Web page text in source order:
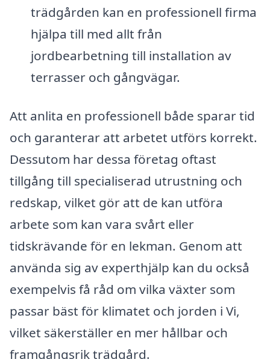
trädgården kan en professionell firma
hjälpa till med allt från
jordbearbetning till installation av
terrasser och gångvägar.
Att anlita en professionell både sparar tid
och garanterar att arbetet utförs korrekt.
Dessutom har dessa företag oftast
tillgång till specialiserad utrustning och
redskap, vilket gör att de kan utföra
arbete som kan vara svårt eller
tidskrävande för en lekman. Genom att
använda sig av experthjälp kan du också
exempelvis få råd om vilka växter som
passar bäst för klimatet och jorden i Vi,
vilket säkerställer en mer hållbar och
framgångsrik trädgård.